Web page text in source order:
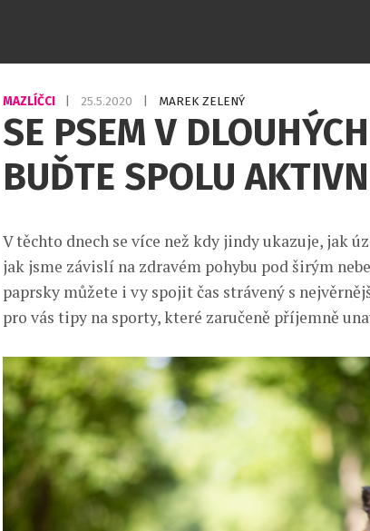
MAZLÍČCI 25.5.2020 MAREK ZELENÝ
SE PSEM V
BUĎTE SPOLU
V těchto dnech se více než kdy jindy ukazuje, jak
jak jsme závislí na zdravém pohybu pod širým
paprsky můžete i vy spojit čas strávený s
pro vás tipy na sporty, které zaručeně příjemně